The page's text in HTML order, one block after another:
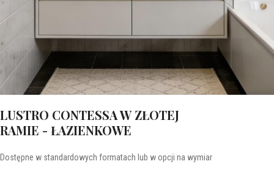
LUSTRO CONTESSA W ZŁOTEJ
RAMIE - ŁAZIENKOWE
Dostępne w standardowych formatach lub w opcji na wymiar